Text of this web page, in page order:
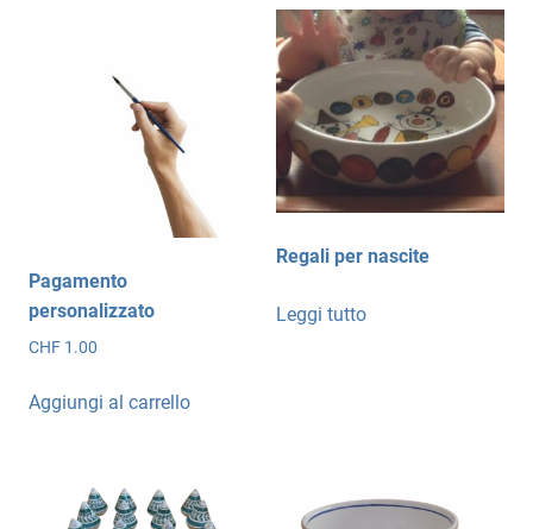
Pagamento
personalizzato
CHF 1.00
Aggiungi al carrello
Regali per nascite
Leggi tutto